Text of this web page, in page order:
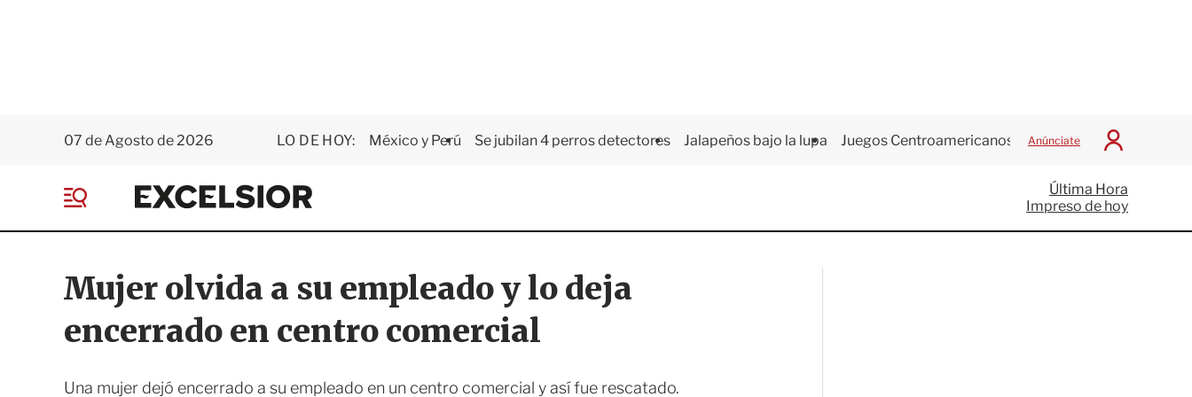
07 de Agosto de 2026 LO DE HOY: México y Perú Se jubilan 4 perros detectores Jalapeños bajo la lupa Juegos Centroamericanos Anúnciate
I
c
i
a
E
x
e
i
o
r
e
Última Hora
Impreso de hoy
Mujer olvida a su empleado y lo deja
encerrado en centro comercial
Una mujer dejó encerrado a su empleado en un centro comercial y así fue rescatado.